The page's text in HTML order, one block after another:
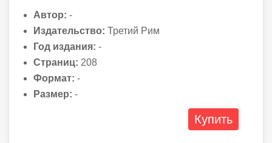
Автор: -
Издательство: Третий Рим
Год издания: -
Страниц: 208
Формат: -
Размер: -
Купить